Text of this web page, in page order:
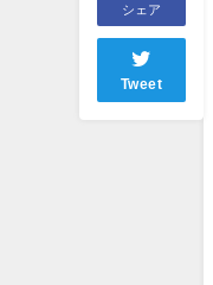
シェア
Tweet